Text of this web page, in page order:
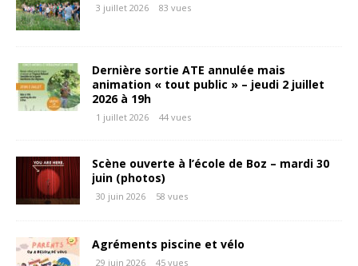
3 juillet 2026 83 vues
Dernière sortie ATE annulée mais
animation « tout public » – jeudi 2 juillet
2026 à 19h
1 juillet 2026 44 vues
Scène ouverte à l’école de Boz – mardi 30
juin (photos)
30 juin 2026 58 vues
Agréments piscine et vélo
29 juin 2026 45 vues